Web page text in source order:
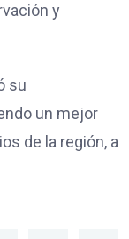
y
su
un mejor
de la región, a